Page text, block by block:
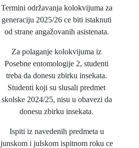
Termini održavanja kolokvijuma za
generaciju 2025/26 ce biti istaknuti
od strane angažovanih asistenata.
Za polaganje kolokvijuma iz
Posebne entomologije 2, studenti
treba da donesu zbirku insekata.
Studenti koji su slusali predmet
skolske 2024/25, nisu u obavezi da
donesu zbirku insekata.
Ispiti iz navedenih predmeta u
junskom i julskom ispitnom roku ce